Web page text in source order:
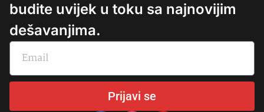
budite uvijek u toku sa najnovijim
dešavanjima.
Prijavi se